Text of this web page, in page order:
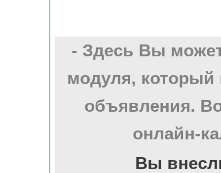
- Здесь Вы
модуля, который
объявления.
онлайн-
Вы